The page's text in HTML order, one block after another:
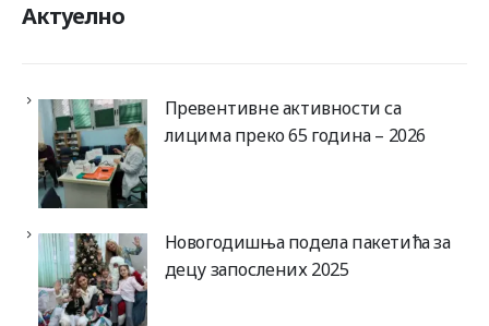
Актуелно
Превентивне активности са
лицима преко 65 година – 2026
Новогодишња подела пакетића за
децу запослених 2025